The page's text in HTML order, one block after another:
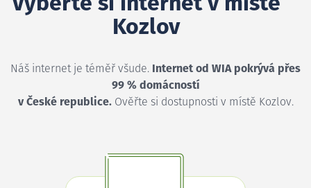
Kozlov
Náš internet je téměř všude. Internet od WIA pokrývá přes
99 % domácností
v České republice.Ověřte si dostupnosti v místě Kozlov.